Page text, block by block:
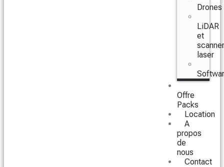
Drones
LiDAR
et
scanner
laser
Offre
Packs
Location
A
propos
de
nous
Contact